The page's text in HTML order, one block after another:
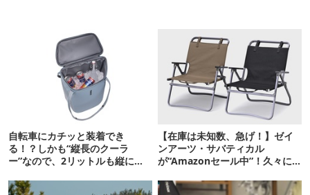
自転車にカチッと装着でき
る！？しかも“縦長のクーラ
ー”なので、2リットルも縦に入
【在庫は未知数、急げ！】ゼイ
ンアーツ・サバティカル
が“Amazonセール中”！久々に